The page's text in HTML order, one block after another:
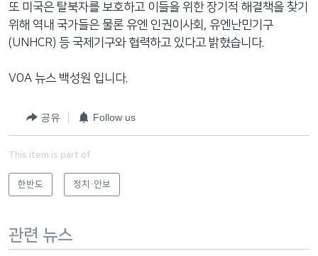
또 미국은 탈북자를 보호하고 이들을 위한 장기적 해결책을 찾기
위해 역내 국가들은 물론 유엔 인권이사회, 유엔난민기구
(UNHCR) 등 국제기구와 협력하고 있다고 밝혔습니다.
VOA 뉴스 백성원 입니다.
공유 Follow us
This item is part of
한반도 정치·안보
관련 뉴스